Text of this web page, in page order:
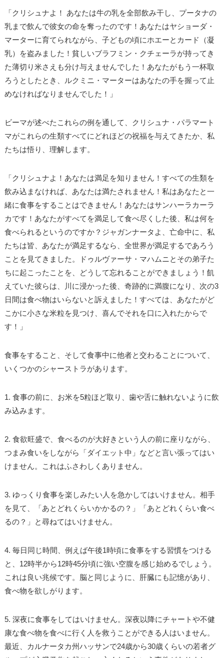
「クリシュナよ！ あなたは牛の乳を全部飲み干し、プータナの
乳まで飲んで彼女の命を奪ったのです！あなたはヤショーダ・
マーターに育てられながら、子どもの頃にホエーとカード（凝
乳）を盗みました！貧しいブラフミン・クチェーラが持ってき
た薄切り米さえも分け与えませんでした！あなたがもう一杯取
ろうとしたとき、ルクミニ・マーターはあなたの手を握って止
めなければなりませんでした！」
ビーマが述べたこれらの例を通して、クリシュナ・パラマート
マがこれらの生類すべてにどれほどの祝福を与えてきたか、私
たちは悟り、理解します。
「クリシュナよ！あなたは満足を知りません！すべての生類を
飲み込まなければ、あなたは満たされません！私はあなたと一
緒に食事をすることはできません！あなたはサンハーラカーラ
カです！あなたがすべてを満足して食べ尽くした後、私は何を
食べられるというのですか？ジャガンナータよ、亡命中に、私
たちは皆、あなたが満足するなら、全世界が満足するであろう
ことを見てきました。ドゥルヴァーサ・マハムニとその弟子た
ちに起こったことを、どうして忘れることができましょう！飢
えていた彼らは、川に浸かった後、奇跡的に満腹になり、次の3
日間は食べ物はいらないと訴えました！すべては、あなたがど
こかに小さな米粒を見つけ、喜んでそれを口に入れたからで
す！」
食事をすること、そして食事中に他者と交わることについて、
いくつかのシャーストラがあります。
1. 食事の前に、お米を5粒ほど取り、歯や舌に触れないように飲
み込みます。
2. 食欲旺盛で、食べるのが大好きという人の前に座りながら、
つまみ食いをしながら「ダイエット中」などと言い張ってはい
けません。これはふさわしくありません。
3. ゆっくり食事を楽しみたい人を急かしてはいけません。相手
を見て、「あとどれくらいかかるの？」「あとどれくらい食べ
るの？」と尋ねてはいけません。
4. 毎日同じ時間、例えば午後1時頃に食事をする習慣をつける
と、12時半から12時45分頃に強い空腹を感じ始めるでしょう。
これは良い兆候です。脳と同じように、肝臓にも記憶があり、
食べ物を欲しがります。
5. 深夜に食事をしてはいけません。深夜以降にチャートや不健
康な食べ物を食べに行く人を救うことができる人はいません。
最近、カルナータカ州ハッサンで24歳から30歳くらいの若者グ